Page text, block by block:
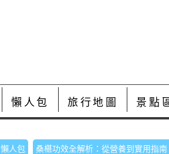
懶人包 旅行地圖 景點
懶人包 桑椹功效全解析：從營養到實用指